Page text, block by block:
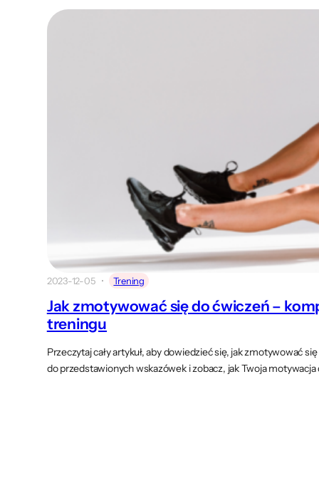
2023-12-05 Trening
Jak zmotywować się do ćwiczeń –
treningu
Przeczytaj cały artykuł, aby dowiedzieć się, jak zmotywować
do przedstawionych wskazówek i zobacz, jak Twoja